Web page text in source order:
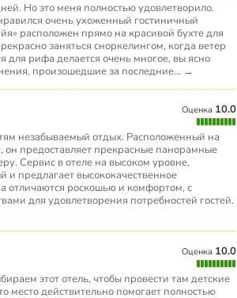
Но это меня полностью удовлетворило.
очень ухоженный гостиничный
расположен прямо на красивой бухте для
заняться сноркелингом, когда ветер
для рифа делается очень многое, вы ясно
произошедшие за последние... →
Оценка
10.0
незабываемый отдых. Расположенный на
он предоставляет прекрасные панорамные
Сервис в отеле на высоком уровне,
и предлагает высококачественное
отличаются роскошью и комфортом, с
для удовлетворения потребностей гостей.
Оценка
10.0
этот отель, чтобы провести там детские
место действительно помогает полностью